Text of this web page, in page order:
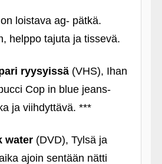
loistava ag- pätkä.
helppo tajuta ja tissevä.
ryysyissä(VHS), Ihan
Cop in blue jeans-
ja viihdyttävä. ***
water(DVD), Tylsä ja
ajoin sentään nätti